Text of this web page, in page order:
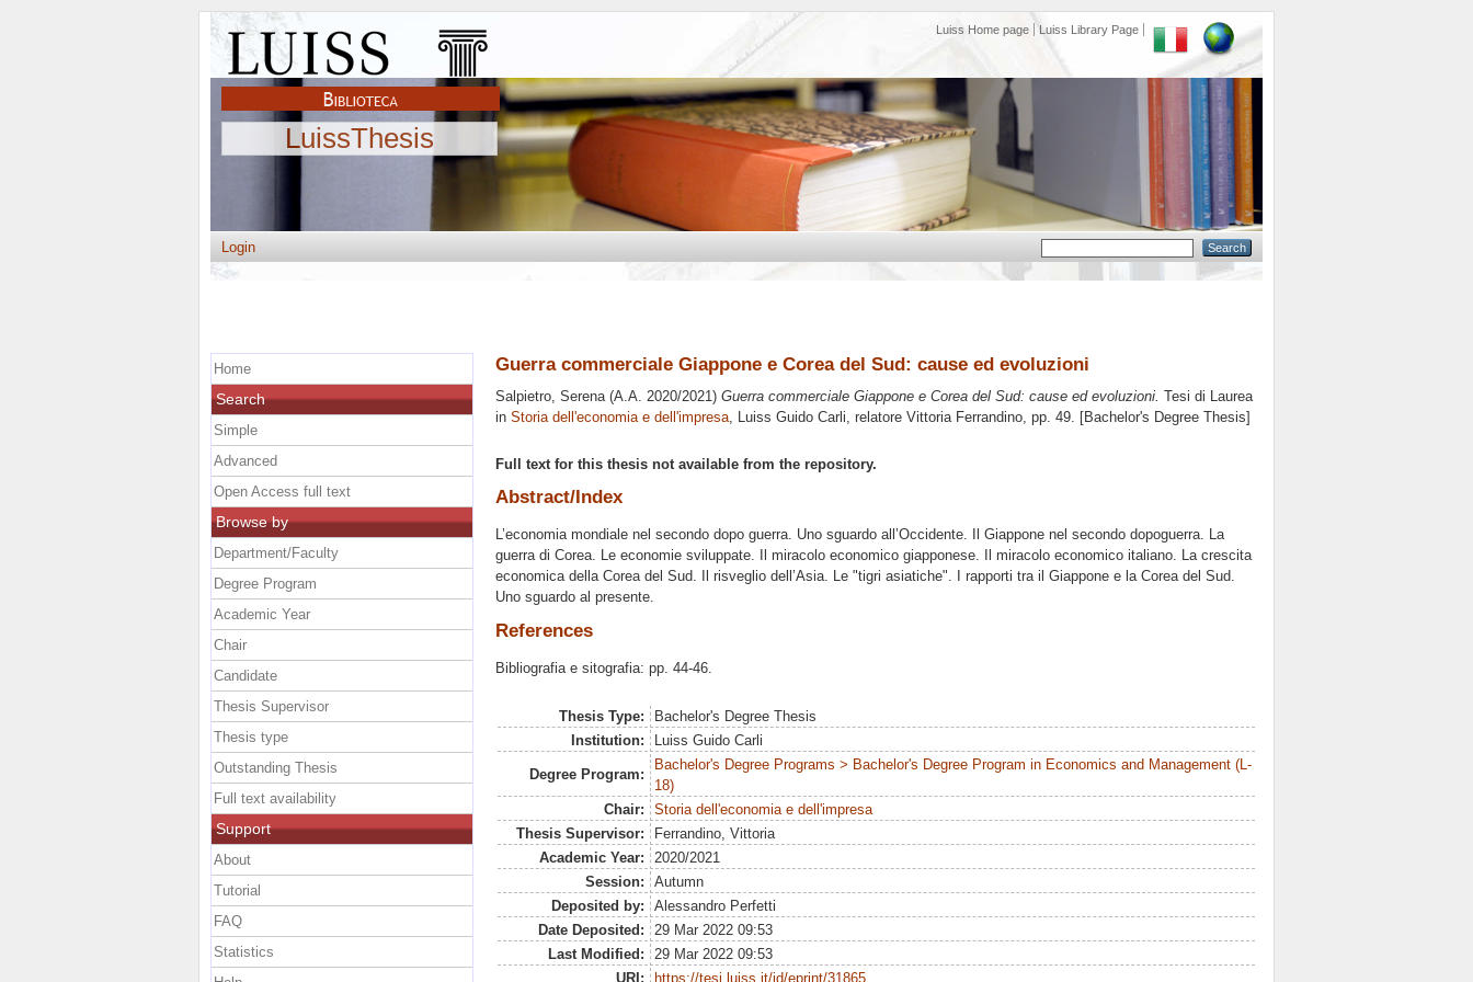
Luiss Home page Luiss Library Page
LuissThesis
Login
Guerra commerciale Giappone e Corea del Sud: cause ed evoluzioni
Salpietro, Serena(A.A. 2020/2021) Guerra commerciale Giappone e Corea del Sud: cause ed evoluzioni. Tesi di Laurea
in Storia dell'economia e dell'impresa, Luiss Guido Carli, relatore Vittoria Ferrandino, pp. 49. [Bachelor's Degree Thesis]
Full text for this thesis not available from the repository.
Abstract/Index
L’economia mondiale nel secondo dopo guerra. Uno sguardo all’Occidente. Il Giappone nel secondo dopoguerra. La
guerra di Corea. Le economie sviluppate. Il miracolo economico giapponese. Il miracolo economico italiano. La crescita
economica della Corea del Sud. Il risveglio dell’Asia. Le "tigri asiatiche". I rapporti tra il Giappone e la Corea del Sud.
Uno sguardo al presente.
References
Bibliografia e sitografia: pp. 44-46.
Thesis Type:
Bachelor's Degree Thesis
Institution:
Luiss Guido Carli
Degree Program:
Bachelor's Degree Programs > Bachelor's Degree Program in Economics and Management (L-
18)
Chair:
Storia dell'economia e dell'impresa
Thesis Supervisor:
Ferrandino, Vittoria
Academic Year:
2020/2021
Session:
Autumn
Deposited by:
Alessandro Perfetti
Date Deposited:
29 Mar 2022 09:53
Last Modified:
29 Mar 2022 09:53
URI:
https://tesi.luiss.it/id/eprint/31865
Home
Search
Simple
Advanced
Open Access full text
Browse by
Department/Faculty
Degree Program
Academic Year
Chair
Candidate
Thesis Supervisor
Thesis type
Outstanding Thesis
Full text availability
Support
About
Tutorial
FAQ
Statistics